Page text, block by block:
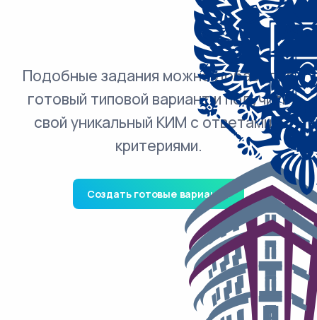
Подобные задания можно добавить в
готовый типовой вариант и получить
свой уникальный КИМ с ответами и
критериями.
Создать готовые варианты